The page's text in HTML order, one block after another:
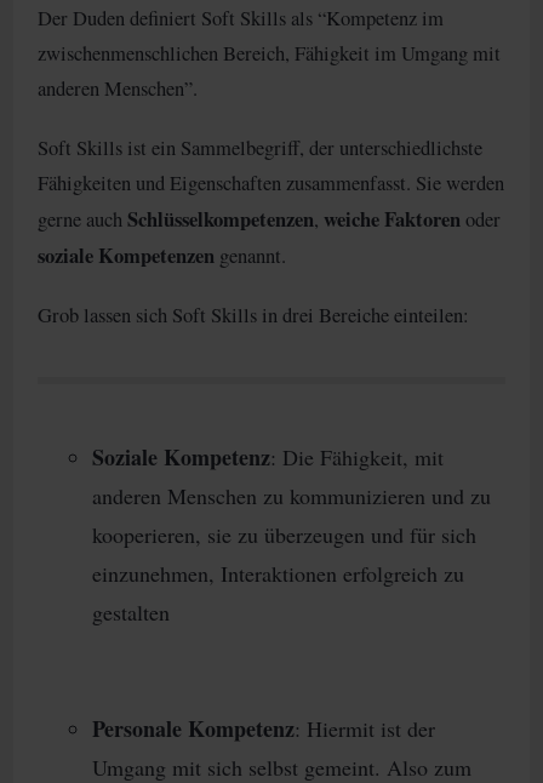
Der Duden definiert Soft Skills als “Kompetenz im
zwischenmenschlichen Bereich, Fähigkeit im Umgang mit
anderen Menschen”.
Soft Skills ist ein Sammelbegriff, der unterschiedlichste
Fähigkeiten und Eigenschaften zusammenfasst. Sie werden
gerne auch Schlüsselkompetenzen, weiche Faktorenoder
soziale Kompetenzen genannt.
Grob lassen sich Soft Skills in drei Bereiche einteilen:
Soziale Kompetenz: Die Fähigkeit, mit
anderen Menschen zu kommunizieren und zu
kooperieren, sie zu überzeugen und für sich
einzunehmen, Interaktionen erfolgreich zu
gestalten
Personale Kompetenz: Hiermit ist der
Umgang mit sich selbst gemeint. Also zum